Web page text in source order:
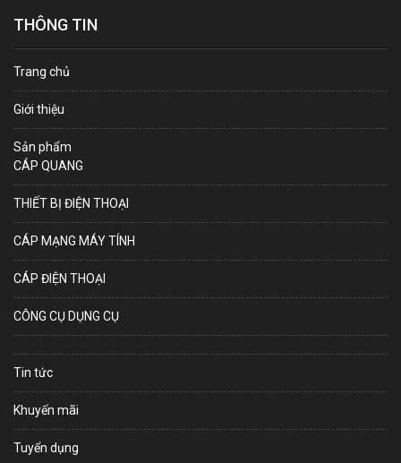
THÔNG TIN
Trang chủ
Giới thiệu
Sản phẩm
CÁP QUANG
THIẾT BỊ ĐIỆN THOẠI
CÁP MẠNG MÁY TÍNH
CÁP ĐIỆN THOẠI
CÔNG CỤ DỤNG CỤ
Tin tức
Khuyến mãi
Tuyển dụng